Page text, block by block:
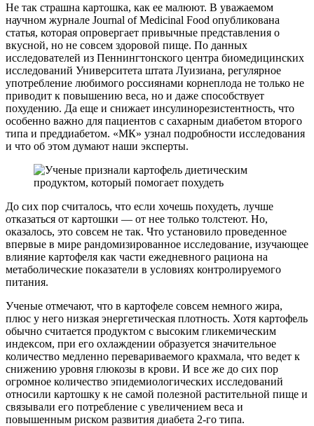
Не так страшна картошка, как ее малюют. В уважаемом
научном журнале Journal of Medicinal Food опубликована
статья, которая опровергает привычные представления о
вкусной, но не совсем здоровой пище. По данных
исследователей из Пеннингтонского центра биомедицинских
исследований Университета штата Луизиана, регулярное
употребление любимого россиянами корнеплода не только не
приводит к повышению веса, но и даже способствует
похудению. Да еще и снижает инсулинорезистентность, что
особенно важно для пациентов с сахарным диабетом второго
типа и преддиабетом. «МК» узнал подробности исследования
и что об этом думают наши эксперты.
До сих пор считалось, что если хочешь похудеть, лучше
отказаться от картошки — от нее только толстеют. Но,
оказалось, это совсем не так. Что установило проведенное
впервые в мире рандомизированное исследование, изучающее
влияние картофеля как части ежедневного рациона на
метаболические показатели в условиях контролируемого
питания.
Ученые отмечают, что в картофеле совсем немного жира,
плюс у него низкая энергетическая плотность. Хотя картофель
обычно считается продуктом с высоким гликемическим
индексом, при его охлаждении образуется значительное
количество медленно перевариваемого крахмала, что ведет к
снижению уровня глюкозы в крови. И все же до сих пор
огромное количество эпидемиологических исследований
относили картошку к не самой полезной растительной пище и
связывали его потребление с увеличением веса и
повышенным риском развития диабета 2-го типа.